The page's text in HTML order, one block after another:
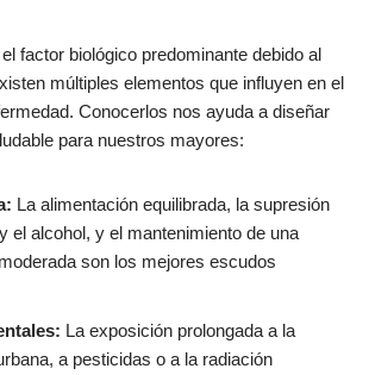
factor biológico predominante debido al
múltiples elementos que influyen en el
Conocerlos nos ayuda a diseñar
para nuestros mayores:
La alimentación equilibrada, la supresión
el alcohol, y el mantenimiento de una
son los mejores escudos
La exposición prolongada a la
a pesticidas o a la radiación